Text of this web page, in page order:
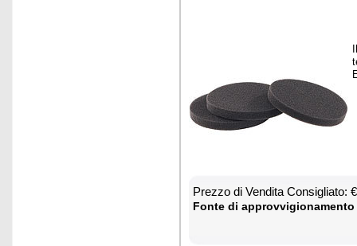
Prez­zo di Ven­di­ta Con­si­glia­to:
Fon­te di